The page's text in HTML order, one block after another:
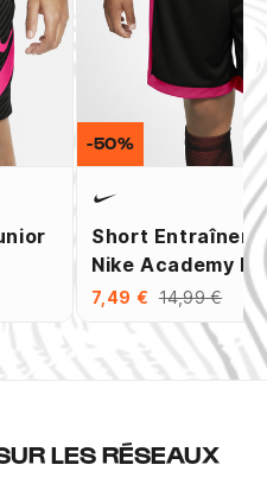
Short
Nike Academy
7,49 € 14,99 €
-50%
LES RÉSEAUX